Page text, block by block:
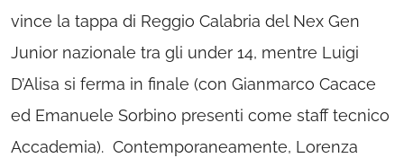
vince la tappa di Reggio Calabria del Nex Gen
Junior nazionale tra gli under 14, mentre Luigi
D’Alisa si ferma in finale (con Gianmarco Cacace
ed Emanuele Sorbino presenti come staff tecnico
Accademia). Contemporaneamente, Lorenza